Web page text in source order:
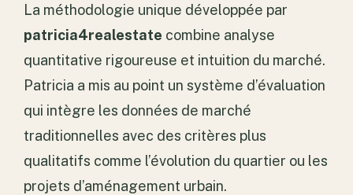
La méthodologie unique développée par
patricia4realestate combine analyse
quantitative rigoureuse et intuition du marché.
Patricia a mis au point un système d’évaluation
qui intègre les données de marché
traditionnelles avec des critères plus
qualitatifs comme l’évolution du quartier ou les
projets d’aménagement urbain.